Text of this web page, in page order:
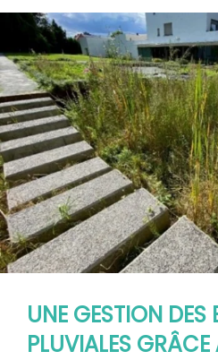
UNE GESTION DES
PLUVIALES